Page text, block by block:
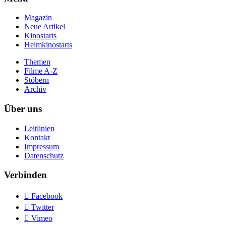
Magazin
Neue Artikel
Kinostarts
Heimkinostarts
Themen
Filme A-Z
Stöbern
Archiv
Über uns
Leitlinien
Kontakt
Impressum
Datenschutz
Verbinden
 Facebook
 Twitter
 Vimeo